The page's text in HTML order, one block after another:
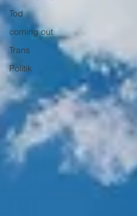
Tod
coming out
Trans
Politik